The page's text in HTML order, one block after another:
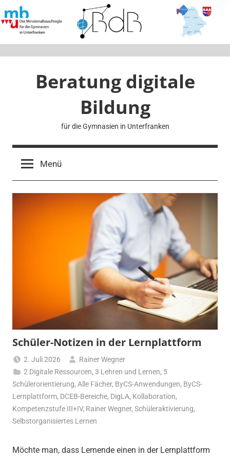
Inhalt
springen
Beratung digitale
Bildung
für die Gymnasien in Unterfranken
Menü
Schüler-Notizen in der Lernplattform
2. Juli 2026
Rainer Wegner
2 Digitale Ressourcen,3 Lehren und Lernen, 5
Schülerorientierung, Alle Fächer, ByCS-Anwendungen, ByCS-
Lernplattform, DCEB-Bereiche, DigLA, Kollaboration,
Kompetenzstufe III+IV, Rainer Wegner, Schüleraktivierung,
Selbstorganisiertes Lernen
Möchte man, dass Lernende einen in der Lernplattform